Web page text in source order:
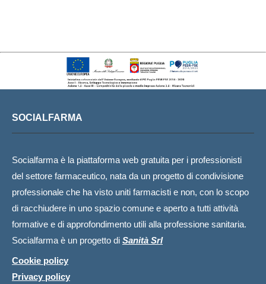
SOCIALFARMA
Socialfarma è la piattaforma web gratuita per i professionisti
del settore farmaceutico, nata da un progetto di condivisione
professionale che ha visto uniti farmacisti e non, con lo scopo
di racchiudere in uno spazio comune e aperto a tutti attività
formative e di approfondimento utili alla professione sanitaria.
Socialfarma è un progetto di Sanità Srl
Cookie policy
Privacy policy